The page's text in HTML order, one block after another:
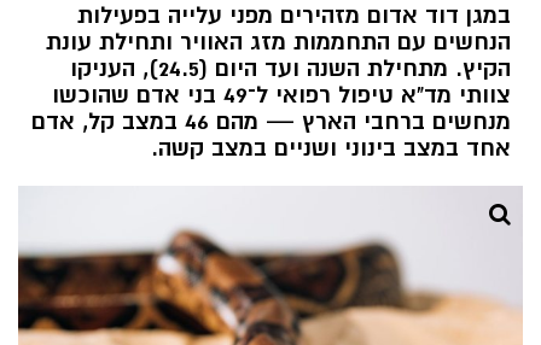
במגן דוד אדום מזהירים מפני עלייה בפעילות
הנחשים עם התחממות מזג האוויר ותחילת עונת
הקיץ. מתחילת השנה ועד היום (24.5), העניקו
צוותי מד"א טיפול רפואי ל־49 בני אדם שהוכשו
מנחשים ברחבי הארץ — מהם 46 במצב קל, אדם
אחד במצב בינוני ושניים במצב קשה.